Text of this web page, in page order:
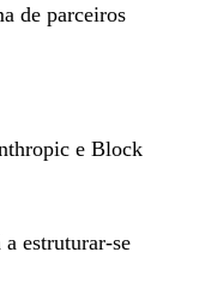
de parceiros
e Block
estruturar-se